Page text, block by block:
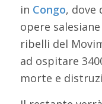
in Congo, dove
opere
ribelli del
ad ospitare
morte e